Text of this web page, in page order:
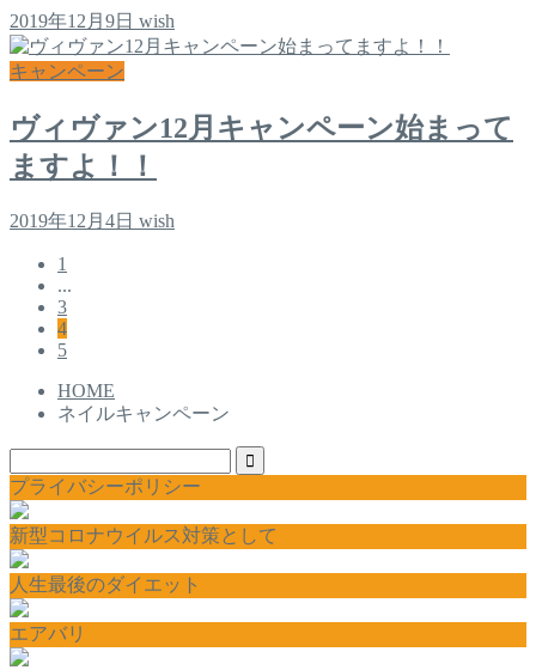
2019年12月9日 wish
キャンペーン
ヴィヴァン12月キャンペーン始まって
ますよ！！
2019年12月4日 wish
1
...
3
4
5
HOME
ネイルキャンペーン
プライバシーポリシー
新型コロナウイルス対策として
人生最後のダイエット
エアバリ